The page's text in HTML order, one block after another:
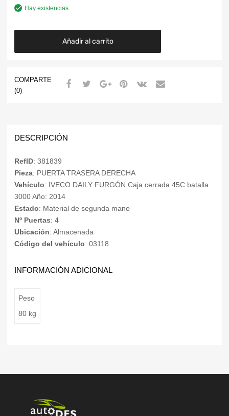
Hay existencias
Añadir al carrito
COMPARTE
(0)
DESCRIPCIÓN
RefID: 381839
Pieza: PUERTA TRASERA DERECHA
Vehículo: IVECO DAILY FURGÓN Caja cerrada 45C batalla
3000 Año: 2014
Estado: Material de segunda mano
Nº Puertas: 4
Ubicación: Almacenada
Código del vehículo: 03118
INFORMACIÓN ADICIONAL
Peso
80 kg